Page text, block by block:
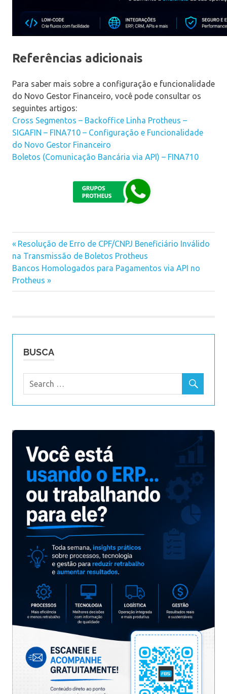
Referências adicionais
Para saber mais sobre a configuração e funcionalidade
do Novo Gestor Financeiro, você pode consultar os
seguintes artigos:
Cross Segmentos – Backoffice Linha Protheus –
SIGAFIN – FINA710 – Configuração e Funcionalidade
do Novo Gestor Financeiro
Boletos (Comunicação Bancária via API) – FINA710
Navegação
de
Post
Previous
Post:
Resolução de Erro de CPF/CNPJ Beneficiário Inválido
na Transmissão de Boletos Protheus
Next
Post:
Bancos Homologados para Pagamentos via API no
Protheus
BUSCA